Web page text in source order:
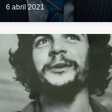
6 abril 2021